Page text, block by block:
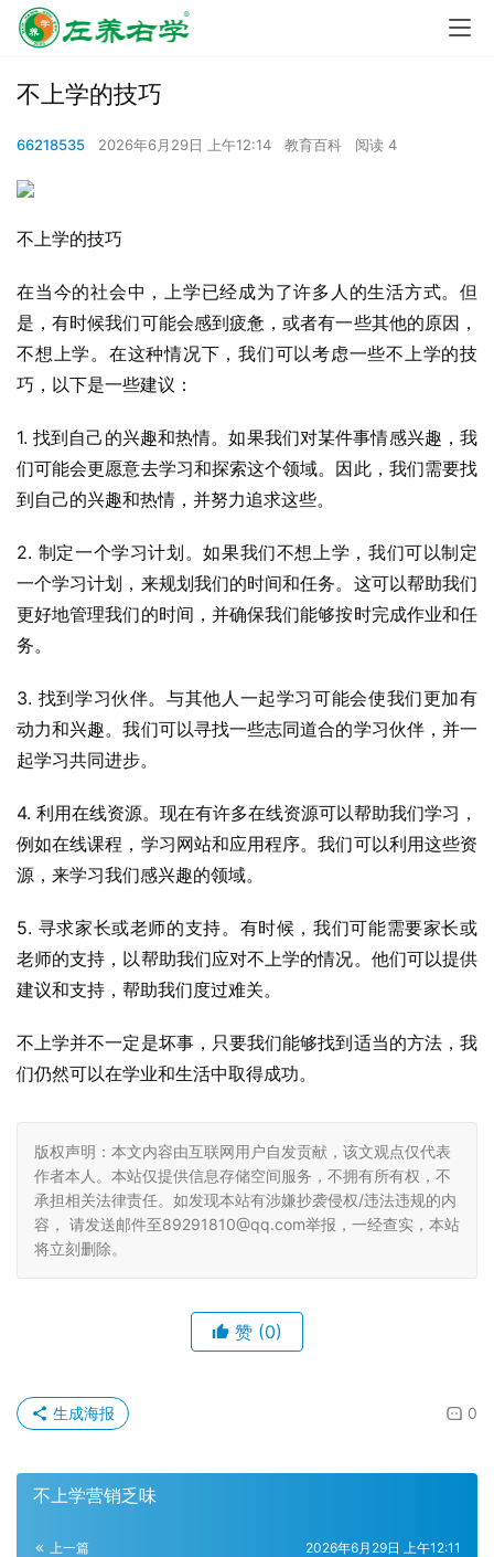
不上学的技巧
66218535 2026年6月29日 上午12:14 教育百科 阅读 4
不上学的技巧
在当今的社会中，上学已经成为了许多人的生活方式。但
是，有时候我们可能会感到疲惫，或者有一些其他的原因，
不想上学。在这种情况下，我们可以考虑一些不上学的技
巧，以下是一些建议：
1. 找到自己的兴趣和热情。如果我们对某件事情感兴趣，我
们可能会更愿意去学习和探索这个领域。因此，我们需要找
到自己的兴趣和热情，并努力追求这些。
2. 制定一个学习计划。如果我们不想上学，我们可以制定
一个学习计划，来规划我们的时间和任务。这可以帮助我们
更好地管理我们的时间，并确保我们能够按时完成作业和任
务。
3. 找到学习伙伴。与其他人一起学习可能会使我们更加有
动力和兴趣。我们可以寻找一些志同道合的学习伙伴，并一
起学习共同进步。
4. 利用在线资源。现在有许多在线资源可以帮助我们学习，
例如在线课程，学习网站和应用程序。我们可以利用这些资
源，来学习我们感兴趣的领域。
5. 寻求家长或老师的支持。有时候，我们可能需要家长或
老师的支持，以帮助我们应对不上学的情况。他们可以提供
建议和支持，帮助我们度过难关。
不上学并不一定是坏事，只要我们能够找到适当的方法，我
们仍然可以在学业和生活中取得成功。
版权声明：本文内容由互联网用户自发贡献，该文观点仅代表
作者本人。本站仅提供信息存储空间服务，不拥有所有权，不
承担相关法律责任。如发现本站有涉嫌抄袭侵权/违法违规的内
容， 请发送邮件至89291810@qq.com举报，一经查实，本站
将立刻删除。
赞 (0)
0
生成海报
不上学营销乏味
上一篇 2026年6月29日 上午12:11